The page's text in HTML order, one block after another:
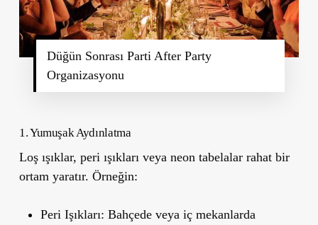
Düğün Sonrası Parti After Party
Organizasyonu
1. Yumuşak Aydınlatma
Loş ışıklar, peri ışıkları veya neon tabelalar rahat bir
ortam yaratır. Örneğin:
Peri Işıkları: Bahçede veya iç mekanlarda